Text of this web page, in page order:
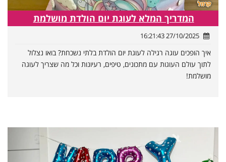
המדריך המלא לעוגת יום הולדת מושלמת
27/10/2025 16:21:43
איך הופכים עוגה רגילה לעוגת יום הולדת בלתי נשכחת? בואו נצלול
לתוך עולם העוגות עם מתכונים, טיפים, רעיונות וכל מה שצריך לעוגה
מושלמת!